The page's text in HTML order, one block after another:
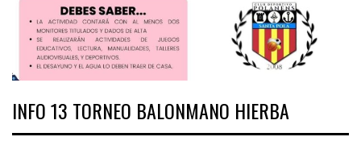
INFO 13 TORNEO BALONMANO HIERBA